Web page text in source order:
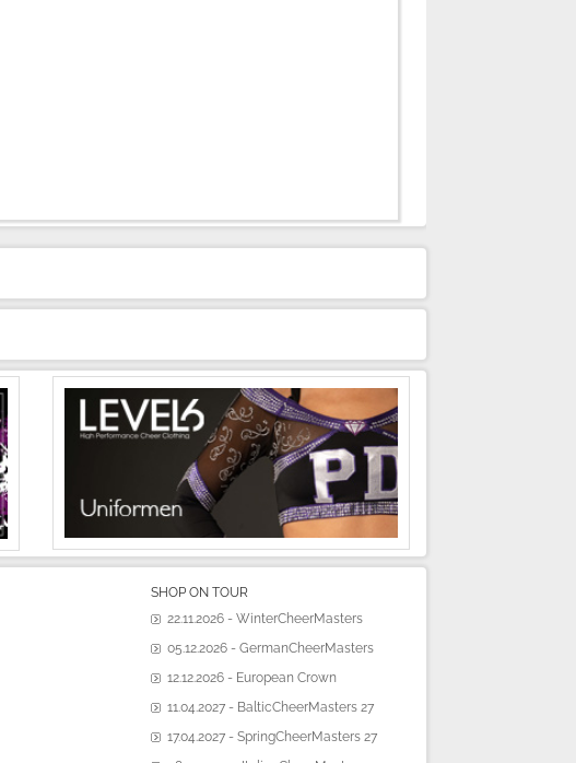
SHOP ON TOUR
22.11.2026 - WinterCheerMasters
05.12.2026 - GermanCheerMasters
12.12.2026 - European Crown
11.04.2027 - BalticCheerMasters 27
17.04.2027 - SpringCheerMasters 27